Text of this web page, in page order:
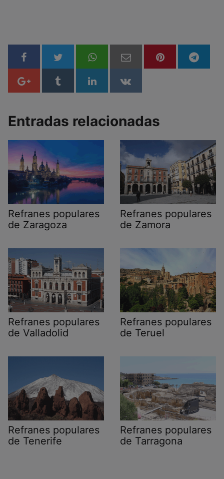
Entradas relacionadas
Refranes populares
de Zaragoza
Refranes populares
de Zamora
Refranes populares
de Valladolid
Refranes populares
de Teruel
Refranes populares
de Tenerife
Refranes populares
de Tarragona